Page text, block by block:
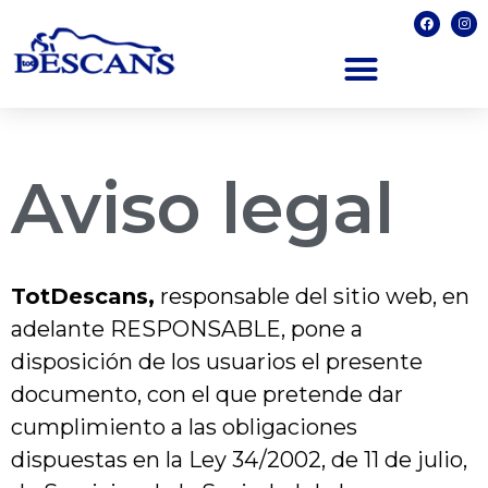
Aviso legal
TotDescans, responsable del sitio web, en
adelante RESPONSABLE, pone a
disposición de los usuarios el presente
documento, con el que pretende dar
cumplimiento a las obligaciones
dispuestas en la Ley 34/2002, de 11 de julio,